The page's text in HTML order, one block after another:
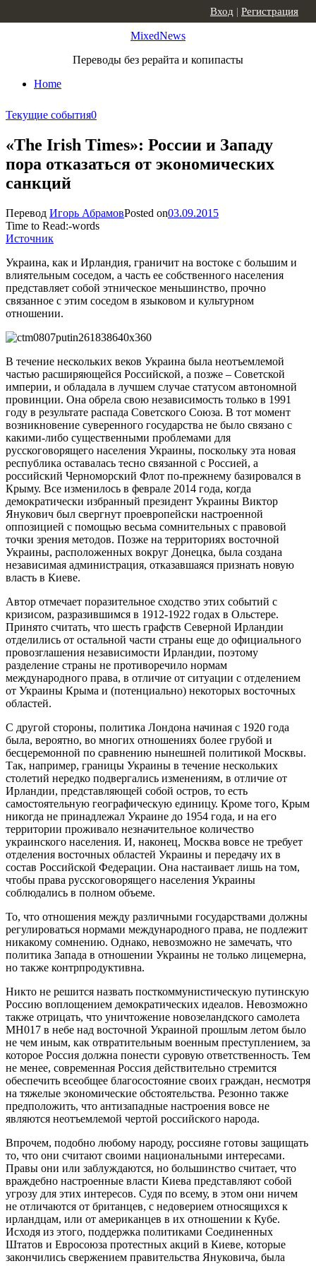
MixedNews
Переводы без рерайта и копипасты
Home
Вход | Регистрация
Текущие события0
«The Irish Times»: России и Западу
пора отказаться от экономических
санкций
Перевод Игорь АбрамовPosted on03.09.2015
Time to Read:-words
Источник
Украина, как и Ирландия, граничит на востоке с большим и
влиятельным соседом, а часть ее собственного населения
представляет собой этническое меньшинство, прочно
связанное с этим соседом в языковом и культурном
отношении.
В течение нескольких веков Украина была неотъемлемой
частью расширяющейся Российской, а позже – Советской
империи, и обладала в лучшем случае статусом автономной
провинции. Она обрела свою независимость только в 1991
году в результате распада Советского Союза. В тот момент
возникновение суверенного государства не было связано с
какими-либо существенными проблемами для
русскоговорящего населения Украины, поскольку эта новая
республика оставалась тесно связанной с Россией, а
российский Черноморский Флот по-прежнему базировался в
Крыму. Все изменилось в феврале 2014 года, когда
демократически избранный президент Украины Виктор
Янукович был свергнут проевропейски настроенной
оппозицией с помощью весьма сомнительных с правовой
точки зрения методов. Позже на территориях восточной
Украины, расположенных вокруг Донецка, была создана
независимая администрация, отказавшаяся признать новую
власть в Киеве.
Автор отмечает поразительное сходство этих событий с
кризисом, разразившимся в 1912-1922 годах в Ольстере.
Принято считать, что шесть графств Северной Ирландии
отделились от остальной части страны еще до официального
провозглашения независимости Ирландии, поэтому
разделение страны не противоречило нормам
международного права, в отличие от ситуации с отделением
от Украины Крыма и (потенциально) некоторых восточных
областей.
С другой стороны, политика Лондона начиная с 1920 года
была, вероятно, во многих отношениях более грубой и
бесцеремонной по сравнению нынешней политикой Москвы.
Так, например, границы Украины в течение нескольких
столетий нередко подвергались изменениям, в отличие от
Ирландии, представляющей собой остров, то есть
самостоятельную географическую единицу. Кроме того, Крым
никогда не принадлежал Украине до 1954 года, и на его
территории проживало незначительное количество
украинского населения. И, наконец, Москва вовсе не требует
отделения восточных областей Украины и передачу их в
состав Российской Федерации. Она настаивает лишь на том,
чтобы права русскоговорящего населения Украины
соблюдались в полном объеме.
То, что отношения между различными государствами должны
регулироваться нормами международного права, не подлежит
никакому сомнению. Однако, невозможно не замечать, что
политика Запада в отношении Украины не только лицемерна,
но также контрпродуктивна.
Никто не решится назвать посткоммунистическую путинскую
Россию воплощением демократических идеалов. Невозможно
также отрицать, что уничтожение новозеландского самолета
МН017 в небе над восточной Украиной прошлым летом было
не чем иным, как отвратительным военным преступлением, за
которое Россия должна понести суровую ответственность. Тем
не менее, современная Россия действительно стремится
обеспечить всеобщее благосостояние своих граждан, несмотря
на тяжелые экономические обстоятельства. Резонно также
предположить, что антизападные настроения вовсе не
являются неотъемлемой чертой российского народа.
Впрочем, подобно любому народу, россияне готовы защищать
то, что они считают своими национальными интересами.
Правы они или заблуждаются, но большинство считает, что
враждебно настроенные власти Киева представляют собой
угрозу для этих интересов. Судя по всему, в этом они ничем
не отличаются от британцев, с недоверием относящихся к
ирландцам, или от американцев в их отношении к Кубе.
Исходя из этого, поддержка политиками Соединенных
Штатов и Евросоюза протестных акций в Киеве, которые
закончились свержением правительства Януковича, была